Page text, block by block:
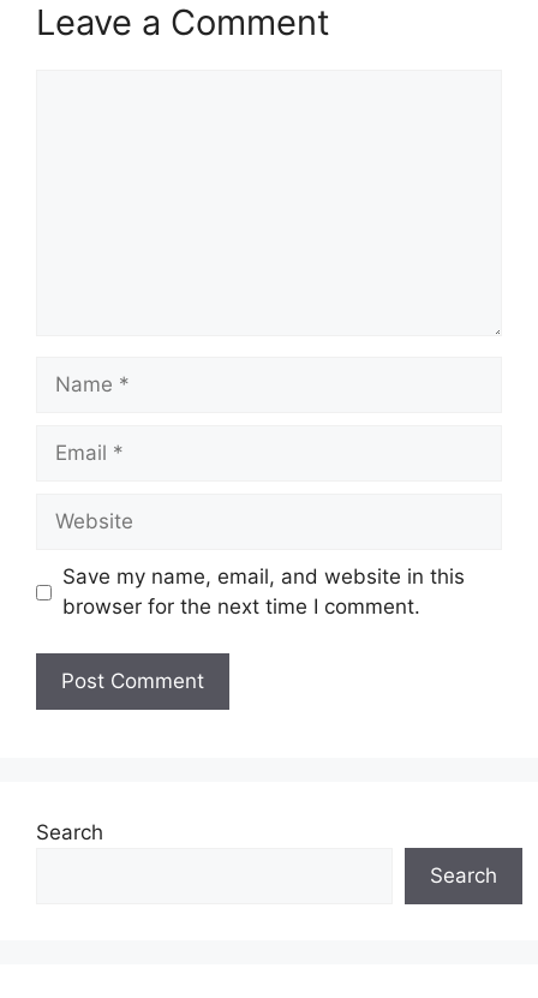
Leave a Comment
Name
Email
Website
Save my name, email, and website in this
browser for the next time I comment.
Search
Search